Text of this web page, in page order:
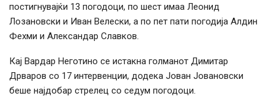
постигнувајќи 13 погодоци, по шест имаа Леонид
Лозановски и Иван Велески, а по пет пати погодија Алдин
Фехми и Александар Славков.
Кај Вардар Неготино се истакна голманот Димитар
Дрваров со 17 интервенции, додека Јован Јовановски
беше најдобар стрелец со седум погодоци.